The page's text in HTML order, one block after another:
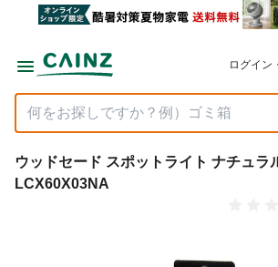
ログイン
ウッドセード スポットライト ナチュラ
LCX60X03NA